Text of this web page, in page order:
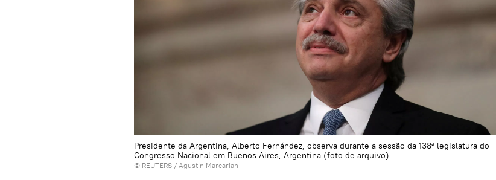
Presidente da Argentina, Alberto Fernández, observa durante a sessão da 138ª legislatura do
Congresso Nacional em Buenos Aires, Argentina (foto de arquivo)
© REUTERS / Agustin Marcarian